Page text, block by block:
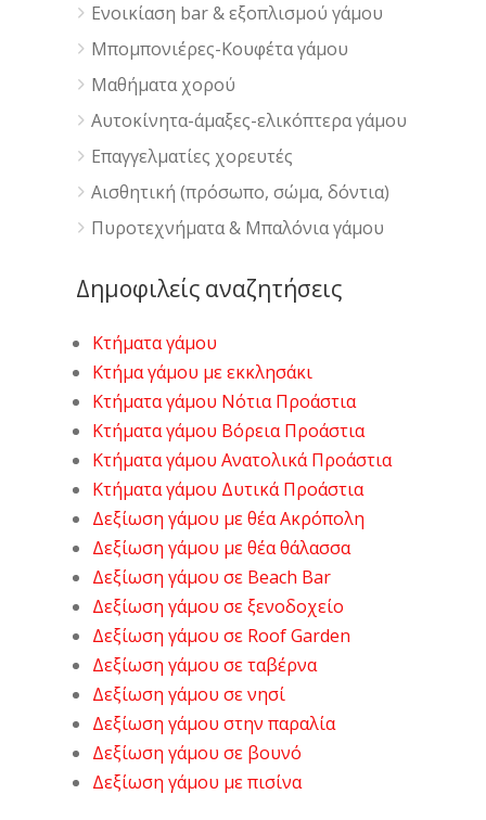
Ενοικίαση bar & εξοπλισμού γάμου
Μπομπονιέρες-Κουφέτα γάμου
Μαθήματα χορού
Αυτοκίνητα-άμαξες-ελικόπτερα γάμου
Επαγγελματίες χορευτές
Αισθητική (πρόσωπο, σώμα, δόντια)
Πυροτεχνήματα & Μπαλόνια γάμου
Δημοφιλείς αναζητήσεις
Κτήματα γάμου
Κτήμα γάμου με εκκλησάκι
Κτήματα γάμου Νότια Προάστια
Κτήματα γάμου Βόρεια Προάστια
Κτήματα γάμου Ανατολικά Προάστια
Κτήματα γάμου Δυτικά Προάστια
Δεξίωση γάμου με θέα Ακρόπολη
Δεξίωση γάμου με θέα θάλασσα
Δεξίωση γάμου σε Beach Bar
Δεξίωση γάμου σε ξενοδοχείο
Δεξίωση γάμου σε Roof Garden
Δεξίωση γάμου σε ταβέρνα
Δεξίωση γάμου σε νησί
Δεξίωση γάμου στην παραλία
Δεξίωση γάμου σε βουνό
Δεξίωση γάμου με πισίνα